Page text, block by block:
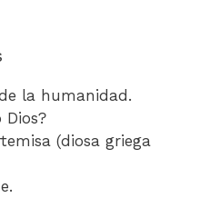
la humanidad.
Dios?
(diosa griega